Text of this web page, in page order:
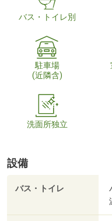
バス・トイレ別
駐車場
(近隣含)
洗面所独立
設備
バス・トイレ